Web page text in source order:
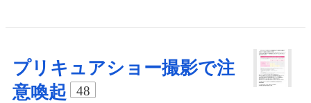
プリキュアショー撮影で注
意喚起
48